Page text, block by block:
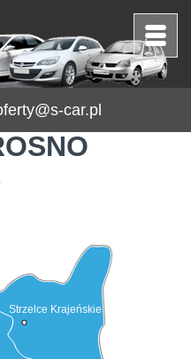
car.pl
Strzelce Krajeńskie